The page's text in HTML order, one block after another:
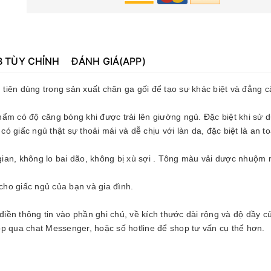
TÙY CHỈNH ĐÁNH GIÁ(APP)
dùng trong sản xuất chăn ga gối để tạo sự khác biệt và đẳng
có độ căng bóng khi được trải lên giường ngủ. Đặc biệt khi sử
giấc ngủ thật sự thoải mái và dễ chịu với làn da, đặc biệt là an
không lo bai dão, không bị xù sợi . Tông màu vải dược nhuộm
giấc ngủ của bạn và gia đình.
thông tin vào phần ghi chú, về kích thước dài rộng và độ dầy
qua chat Messenger, hoặc số hotline để shop tư vấn cụ thể hơn.